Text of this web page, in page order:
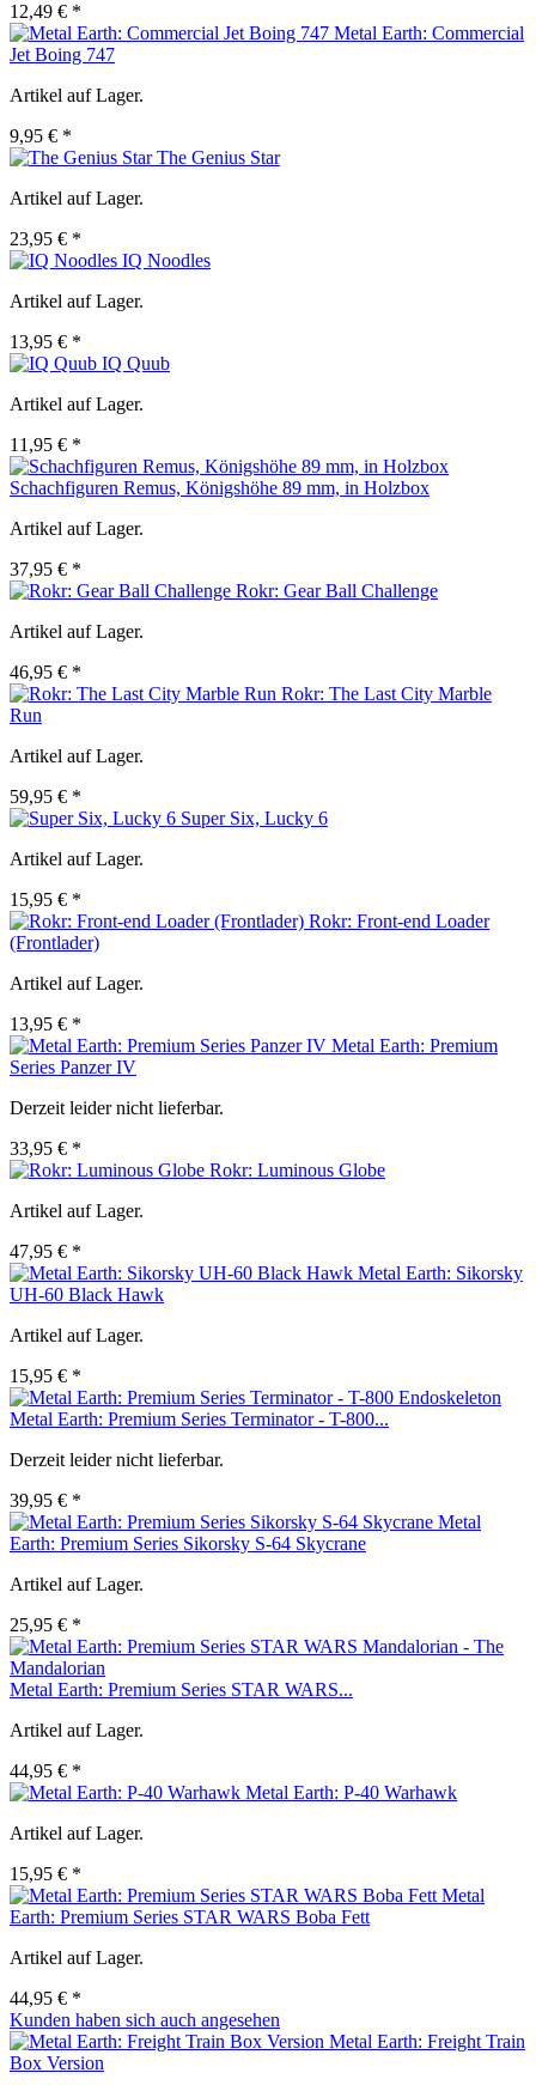
12,49 € *
Metal Earth: Commercial
Jet Boing 747
Artikel auf Lager.
9,95 € *
The Genius Star
Artikel auf Lager.
23,95 € *
IQ Noodles
Artikel auf Lager.
13,95 € *
IQ Quub
Artikel auf Lager.
11,95 € *
Schachfiguren Remus, Königshöhe 89 mm, in Holzbox
Artikel auf Lager.
37,95 € *
Rokr: Gear Ball Challenge
Artikel auf Lager.
46,95 € *
Rokr: The Last City Marble
Run
Artikel auf Lager.
59,95 € *
Super Six, Lucky 6
Artikel auf Lager.
15,95 € *
Rokr: Front-end Loader
(Frontlader)
Artikel auf Lager.
13,95 € *
Metal Earth: Premium
Series Panzer IV
Derzeit leider nicht lieferbar.
33,95 € *
Rokr: Luminous Globe
Artikel auf Lager.
47,95 € *
Metal Earth: Sikorsky
UH-60 Black Hawk
Artikel auf Lager.
15,95 € *
Metal Earth: Premium Series Terminator - T-800...
Derzeit leider nicht lieferbar.
39,95 € *
Metal
Earth: Premium Series Sikorsky S-64 Skycrane
Artikel auf Lager.
25,95 € *
Metal Earth: Premium Series STAR WARS...
Artikel auf Lager.
44,95 € *
Metal Earth: P-40 Warhawk
Artikel auf Lager.
15,95 € *
Metal
Earth: Premium Series STAR WARS Boba Fett
Artikel auf Lager.
44,95 € *
Kunden haben sich auch angesehen
Metal Earth: Freight Train
Box Version